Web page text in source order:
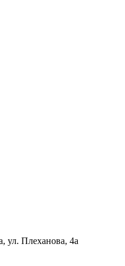
ул. Плеханова, 4а